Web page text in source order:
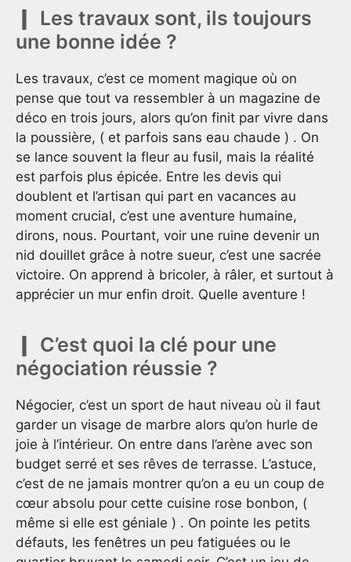
Les travaux sont, ils toujours
une bonne idée ?
Les travaux, c’est ce moment magique où on
pense que tout va ressembler à un magazine de
déco en trois jours, alors qu’on finit par vivre dans
la poussière, ( et parfois sans eau chaude ) . On
se lance souvent la fleur au fusil, mais la réalité
est parfois plus épicée. Entre les devis qui
doublent et l’artisan qui part en vacances au
moment crucial, c’est une aventure humaine,
dirons, nous. Pourtant, voir une ruine devenir un
nid douillet grâce à notre sueur, c’est une sacrée
victoire. On apprend à bricoler, à râler, et surtout à
apprécier un mur enfin droit. Quelle aventure !
C’est quoi la clé pour une
négociation réussie ?
Négocier, c’est un sport de haut niveau où il faut
garder un visage de marbre alors qu’on hurle de
joie à l’intérieur. On entre dans l’arène avec son
budget serré et ses rêves de terrasse. L’astuce,
c’est de ne jamais montrer qu’on a eu un coup de
cœur absolu pour cette cuisine rose bonbon, (
même si elle est géniale ) . On pointe les petits
défauts, les fenêtres un peu fatiguées ou le